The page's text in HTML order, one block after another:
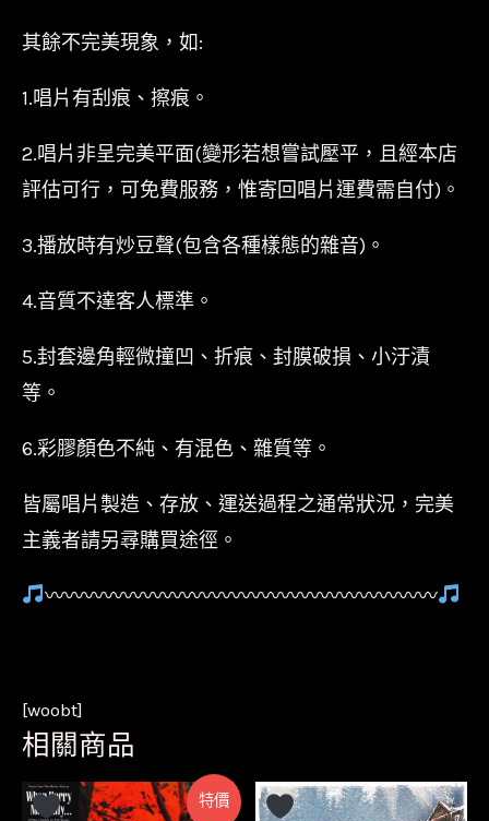
其餘不完美現象，如:
1.唱片有刮痕、擦痕。
2.唱片非呈完美平面(變形若想嘗試壓平，且經本店
評估可行，可免費服務，惟寄回唱片運費需自付)。
3.播放時有炒豆聲(包含各種樣態的雜音)。
4.音質不達客人標準。
5.封套邊角輕微撞凹、折痕、封膜破損、小汙漬
等。
6.彩膠顏色不純、有混色、雜質等。
皆屬唱片製造、存放、運送過程之通常狀況，完美
主義者請另尋購買途徑。
〰〰〰〰〰〰〰〰〰〰〰〰〰〰〰〰〰〰〰〰
[woobt]
相關商品
特價